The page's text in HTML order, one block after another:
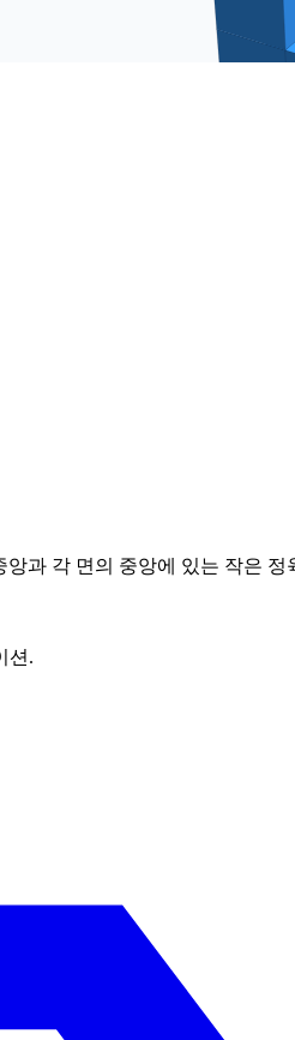
과 각 면의 중앙에 있는 작은
션.